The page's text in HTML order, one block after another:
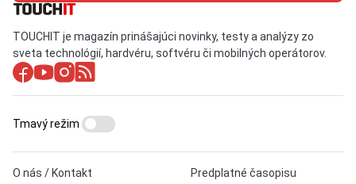
TOUCHIT je magazín prinášajúci novinky, testy a analýzy zo
sveta technológií, hardvéru, softvéru či mobilných operátorov.
O nás / Kontakt
Predplatné časopisu
Tmavý režim